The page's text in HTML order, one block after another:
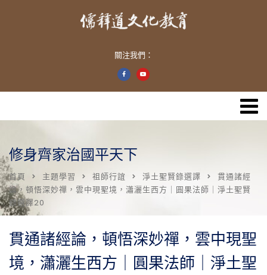
關注我們：
修身齊家治國平天下
首頁 主題學習 祖師行誼 淨土聖賢錄選譯
貫通諸經
論，頓悟深妙禪，雲中現聖境，瀟灑生西方｜圓果法師｜淨土聖賢
錄選譯20
貫通諸經論，頓悟深妙禪，雲中現聖
境，瀟灑生西方｜圓果法師｜淨土聖